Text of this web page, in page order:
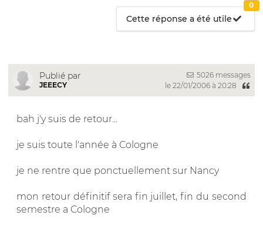
Cette réponse a été utile
0
Publié par
JEEECY
5026 messages
le 22/01/2006 à 20:28
bah j'y suis de retour...
je suis toute l'année à Cologne
je ne rentre que ponctuellement sur Nancy
mon retour définitif sera fin juillet, fin du second
semestre a Cologne